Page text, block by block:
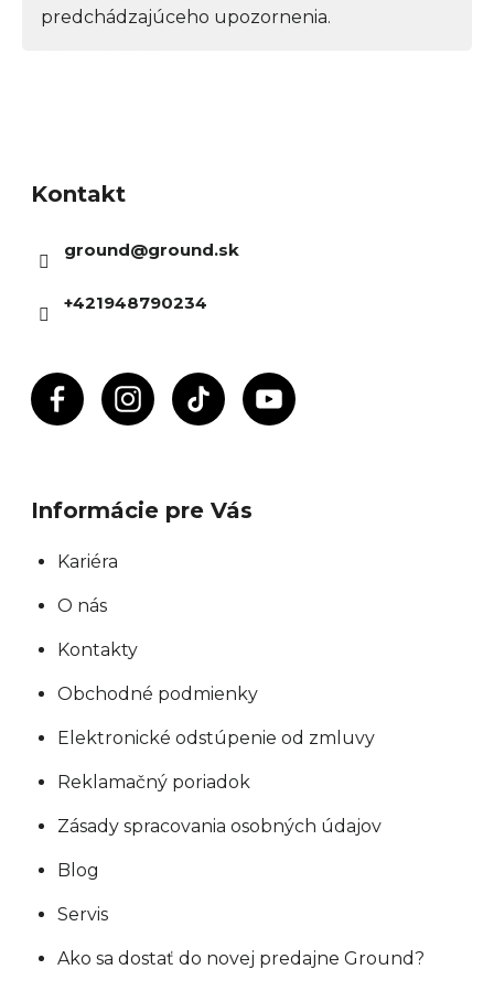
predchádzajúceho upozornenia.
Kontakt
ground@ground.sk
+421948790234
Informácie pre Vás
Kariéra
O nás
Kontakty
Obchodné podmienky
Elektronické odstúpenie od zmluvy
Reklamačný poriadok
Zásady spracovania osobných údajov
Blog
Servis
Ako sa dostať do novej predajne Ground?